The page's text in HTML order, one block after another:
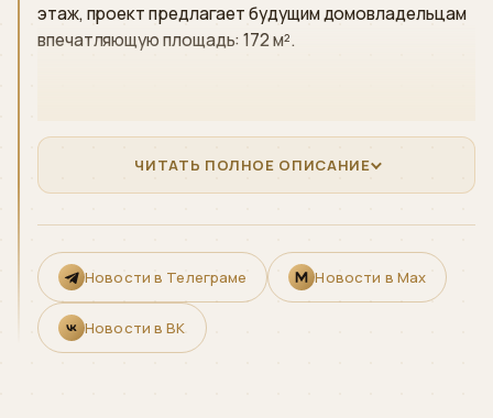
этаж, проект предлагает будущим домовладельцам
впечатляющую площадь: 172 м².
ЧИТАТЬ ПОЛНОЕ ОПИСАНИЕ
Новости в Телеграме Новости в Max
Новости в ВК